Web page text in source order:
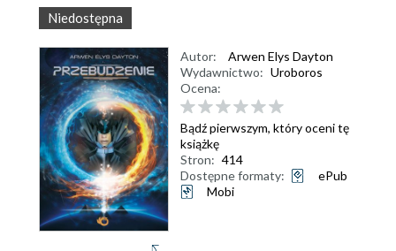
Niedostępna
Autor:
Arwen Elys Dayton
Wydawnictwo: Uroboros
Ocena:
Bądź pierwszym, który oceni tę
książkę
Stron: 414
Dostępne formaty:
ePub
Mobi